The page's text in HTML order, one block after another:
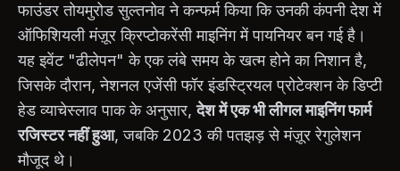
फाउंडर तोयमुरोड सुल्तनोव ने कन्फर्म किया कि उनकी कंपनी देश में
ऑफिशियली मंज़ूर क्रिप्टोकरेंसी माइनिंग में पायनियर बन गई है।
यह इवेंट "ढीलेपन" के एक लंबे समय के खत्म होने का निशान है,
जिसके दौरान, नेशनल एजेंसी फॉर इंडस्ट्रियल प्रोटेक्शन के डिप्टी
हेड व्याचेस्लाव पाक के अनुसार,देश में एक भी लीगल माइनिंग फार्म
रजिस्टर नहीं हुआ, जबकि 2023 की पतझड़ से मंज़ूर रेगुलेशन
मौजूद थे।